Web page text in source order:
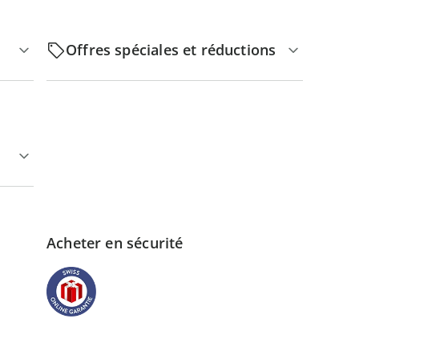
Offres spéciales et réductions
Acheter en sécurité